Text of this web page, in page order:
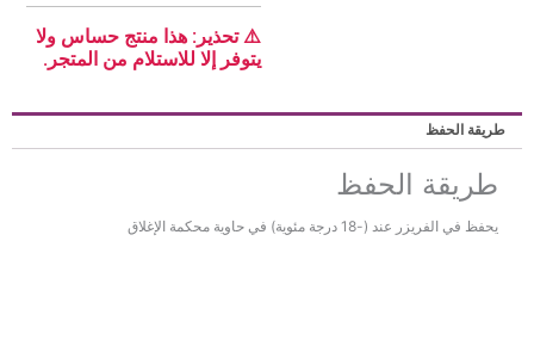
⚠️ تحذير: هذا منتج حساس ولا
يتوفر إلا للاستلام من المتجر.
طريقة الحفظ
طريقة الحفظ
يحفظ في الفريزر عند (-18 درجة مئوية) في حاوية محكمة الإغلاق